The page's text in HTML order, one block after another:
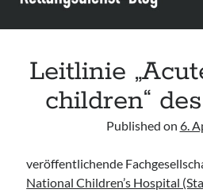
Leitlinie „Bauchschmerz bei Kindern und
Leitlinie „Kopfschmerzen bei Kindern
Diagnostik“ der GPR
Leitlinie
children“
Published on 6.
veröffentlichende
National Children’s Hospital